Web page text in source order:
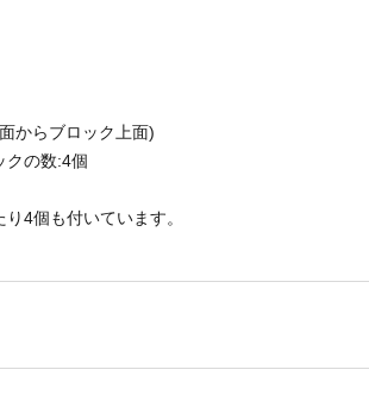
からブロック上面)
クの数:4個
4個も付いています。